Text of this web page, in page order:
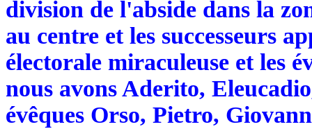
division de l'abside dans la
au centre et les successeurs
électorale miraculeuse et les
nous avons Aderito,
évêques Orso, Pietro,